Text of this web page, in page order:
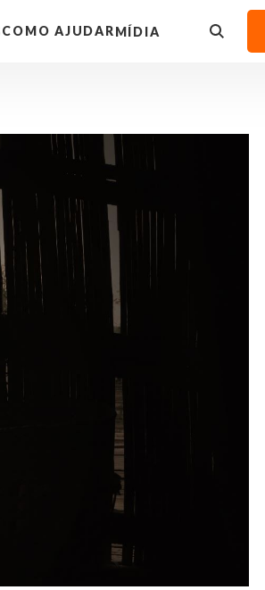
COMO AJUDARMÍDIA